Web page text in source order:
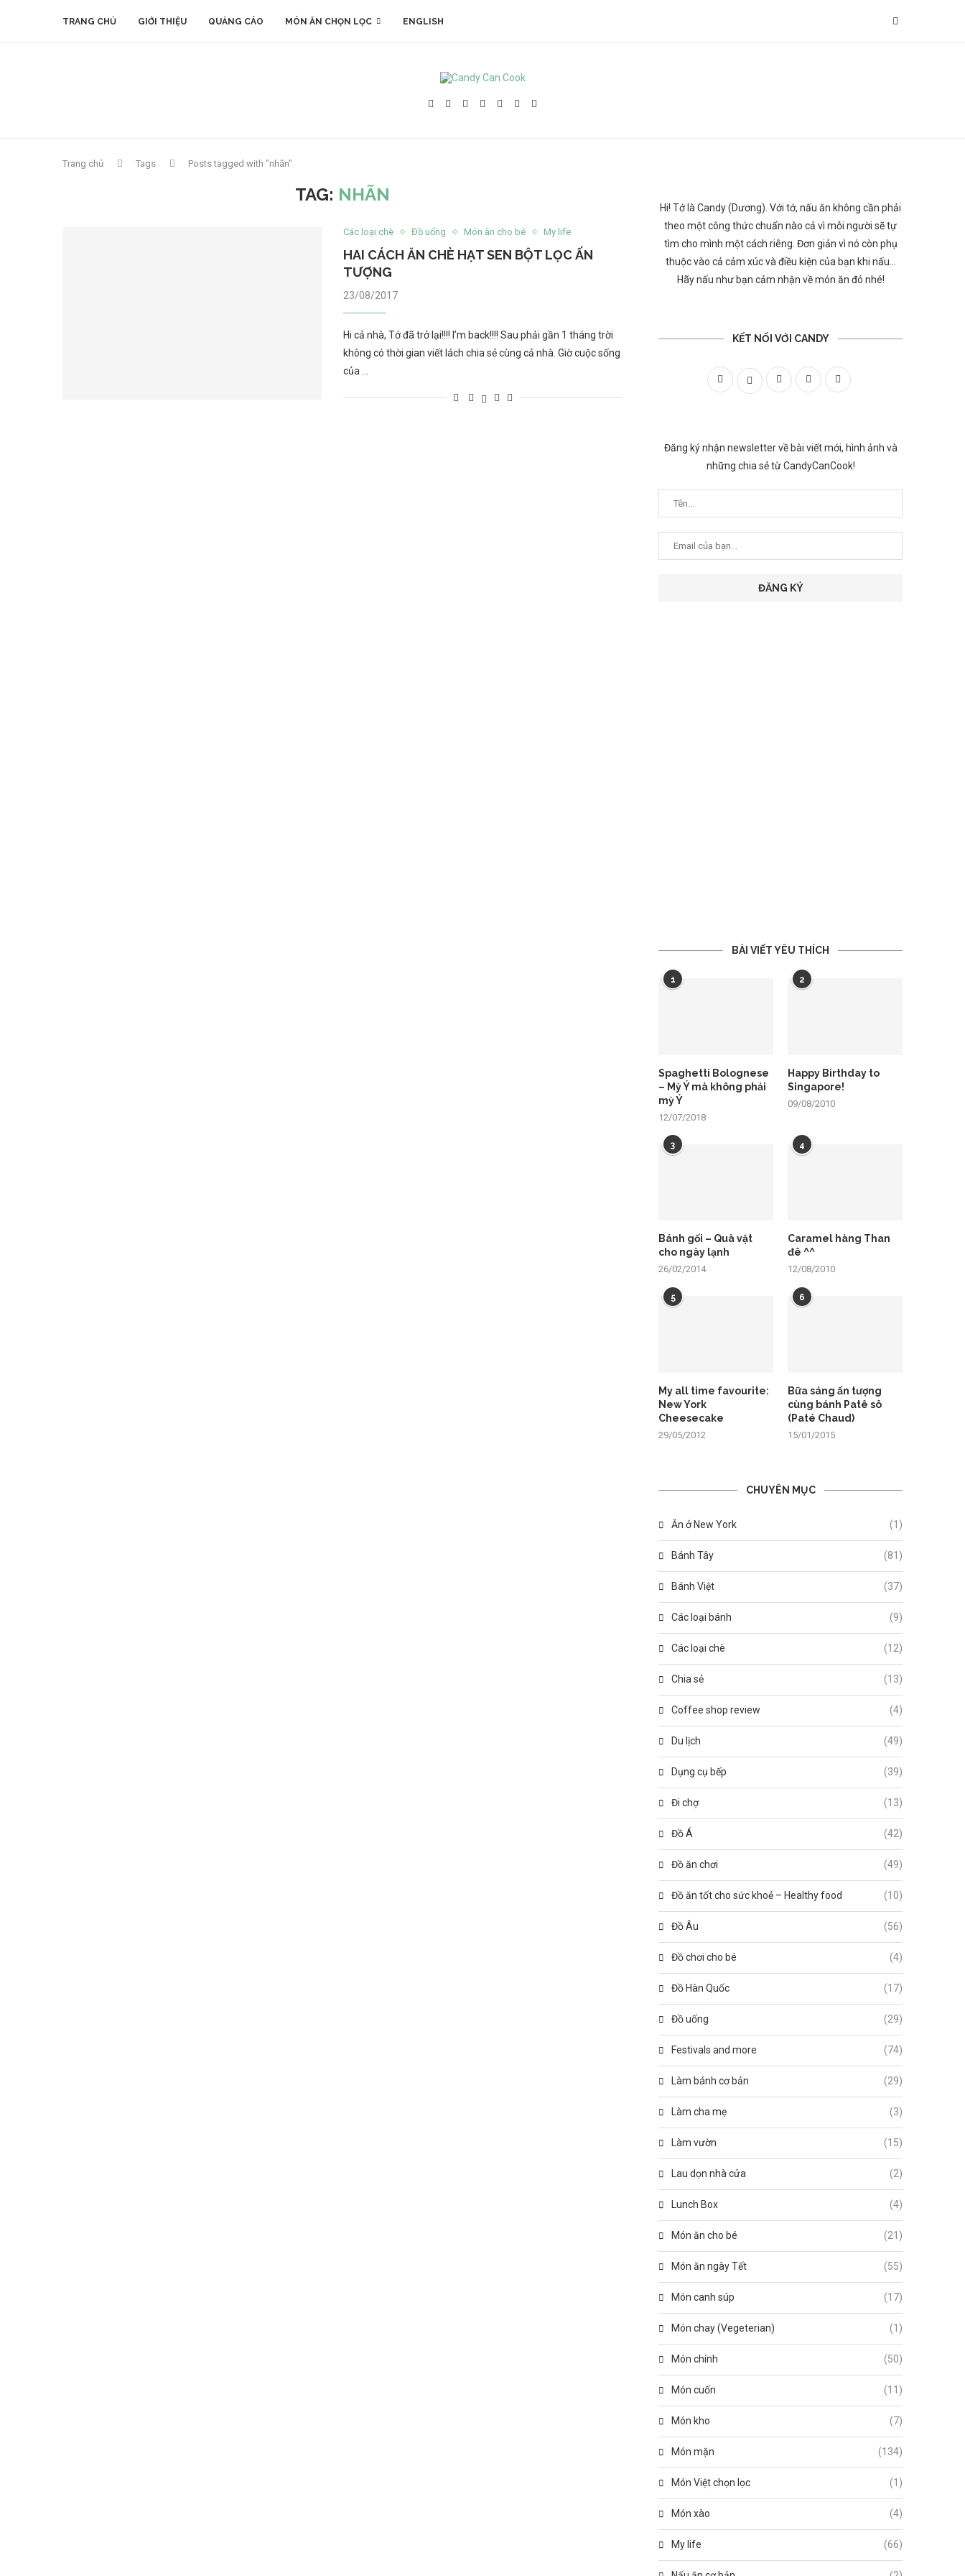
TRANG CHỦ GIỚI THIỆU QUẢNG CÁO MÓN ĂN CHỌN LỌC ENGLISH
Trang chủ Tags Posts tagged with "nhãn"
TAG: NHÃN
Các loại chè Đồ uống Món ăn cho bé My life
HAI CÁCH ĂN CHÈ HẠT SEN BỘT LỌC ẤN
TƯỢNG
23/08/2017
Hi cả nhà, Tớ đã trở lại!!!! I’m back!!!! Sau phải gần 1 tháng trời
không có thời gian viết lách chia sẻ cùng cả nhà. Giờ cuộc sống
của …
Hi! Tớ là Candy (Dương). Với tớ, nấu ăn không cần phải
theo một công thức chuẩn nào cả vì mỗi người sẽ tự
tìm cho mình một cách riêng. Đơn giản vì nó còn phụ
thuộc vào cả cảm xúc và điều kiện của bạn khi nấu…
Hãy nấu như bạn cảm nhận về món ăn đó nhé!
KẾT NỐI VỚI CANDY
Đăng ký nhận newsletter về bài viết mới, hình ảnh và
những chia sẻ từ CandyCanCook!
BÀI VIẾT YÊU THÍCH
1
Spaghetti Bolognese
– Mỳ Ý mà không phải
mỳ Ý
12/07/2018
2
Happy Birthday to
Singapore!
09/08/2010
3
Bánh gối – Quà vặt
cho ngày lạnh
26/02/2014
4
Caramel hàng Than
đê ^^
12/08/2010
5
My all time favourite:
New York
Cheesecake
29/05/2012
6
Bữa sáng ấn tượng
cùng bánh Patê sô
(Paté Chaud)
15/01/2015
CHUYÊN MỤC
Ăn ở New York (1)
Bánh Tây (81)
Bánh Việt (37)
Các loại bánh (9)
Các loại chè (12)
Chia sẻ (13)
Coffee shop review (4)
Du lịch (49)
Dụng cụ bếp (39)
Đi chợ (13)
Đồ Á (42)
Đồ ăn chơi (49)
Đồ ăn tốt cho sức khoẻ – Healthy food (10)
Đồ Âu (56)
Đồ chơi cho bé (4)
Đồ Hàn Quốc (17)
Đồ uống (29)
Festivals and more (74)
Làm bánh cơ bản (29)
Làm cha mẹ (3)
Làm vườn (15)
Lau dọn nhà cửa (2)
Lunch Box (4)
Món ăn cho bé (21)
Món ăn ngày Tết (55)
Món canh súp (17)
Món chay (Vegeterian) (1)
Món chính (50)
Món cuốn (11)
Món kho (7)
Món mặn (134)
Món Việt chọn lọc (1)
Món xào (4)
My life (66)